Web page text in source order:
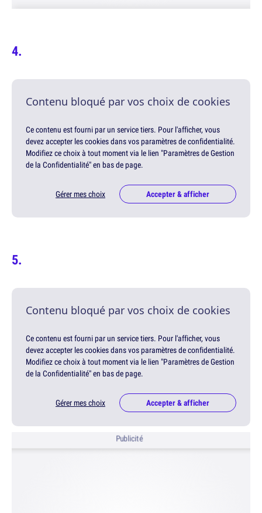
Contenu bloqué par vos choix de cookies
Ce contenu est fourni par un service tiers. Pour l'afficher, vous
devez accepter les cookies dans vos paramètres de confidentialité.
Modifiez ce choix à tout moment via le lien "Paramètres de Gestion
de la Confidentialité" en bas de page.
Gérer mes choix Accepter & afficher
Contenu bloqué par vos choix de cookies
Ce contenu est fourni par un service tiers. Pour l'afficher, vous
devez accepter les cookies dans vos paramètres de confidentialité.
Modifiez ce choix à tout moment via le lien "Paramètres de Gestion
de la Confidentialité" en bas de page.
Gérer mes choix Accepter & afficher
Publicité